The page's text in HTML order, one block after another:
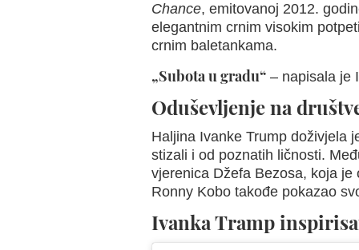
Chance, emitovanoj 2012.
elegantnim crnim visokim
crnim baletankama.
„Subota u gradu“ – napisala je
Oduševljenje na
Haljina Ivanke Trump doživjela
stizali i od poznatih ličnosti.
vjerenica Džefa Bezosa, koja
Ronny Kobo takođe pokazao
Ivanka Tramp